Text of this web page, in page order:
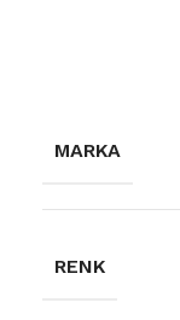
MARKA
RENK